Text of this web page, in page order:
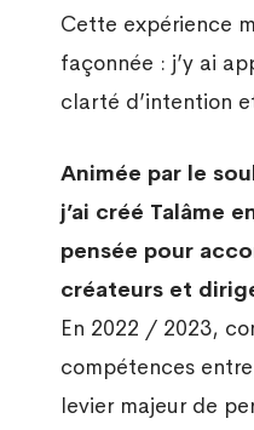
Cette expérience
façonnée : j’y ai
clarté d’intention
Animée par le
j’ai créé Talâme
pensée pour
créateurs et
En 2022 / 2023,
compétences
levier majeur de